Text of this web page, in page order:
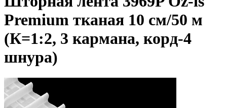
Premium тканая 10 см/50 м
(К=1:2, 3 кармана, корд-4
шнура)